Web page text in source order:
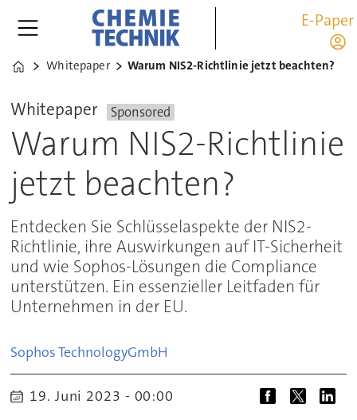
E-Paper
Home
Whitepaper Warum NIS2-Richtlinie jetzt beachten?
Whitepaper Sponsored
Warum NIS2-Richtlinie
jetzt beachten?
Entdecken Sie Schlüsselaspekte der NIS2-
Richtlinie, ihre Auswirkungen auf IT-Sicherheit
und wie Sophos-Lösungen die Compliance
unterstützen. Ein essenzieller Leitfaden für
Unternehmen in der EU.
Sophos TechnologyGmbH
19. Juni 2023 - 00:00